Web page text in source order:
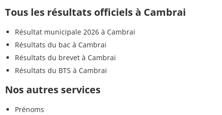
Tous les résultats officiels à Cambrai
Résultat municipale 2026 à Cambrai
Résultats du bac à Cambrai
Résultats du brevet à Cambrai
Résultats du BTS à Cambrai
Nos autres services
Prénoms